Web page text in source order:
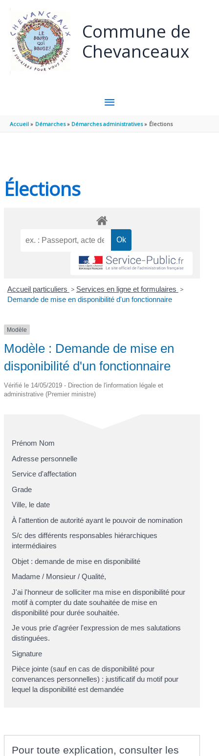
Commune de
Chevanceaux
MENU
PRINCIPAL
Accueil Démarches Démarches administratives Élections
Élections
Accueil particuliers > Services en ligne et formulaires >
Demande de mise en disponibilité d'un fonctionnaire
Modèle
Modèle : Demande de mise en
disponibilité d'un fonctionnaire
Vérifié le 14/05/2019 - Direction de l'information légale et
administrative (Premier ministre)
Prénom Nom
Adresse personnelle
Service d'affectation
Grade
Ville, ledate
À l'attention deautorité ayant le pouvoir de nomination
S/cdes différents responsables hiérarchiques
intermédiaires
Objet : demande de mise en disponibilité
Madame / Monsieur /Qualité,
J'ai l'honneur de solliciter ma mise en disponibilité pour
motifà compter dudate souhaitée de mise en
disponibilité pourdurée souhaitée.
Je vous prie d'agréer l'expression de mes salutations
distinguées.
Signature
Pièce jointe (sauf en cas de disponibilité pour
convenances personnelles) : justificatif du motif pour
lequel la disponibilité est demandée
Pour toute explication, consulter les